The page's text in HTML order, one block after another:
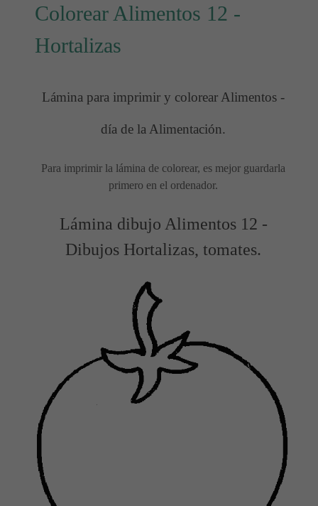
Colorear Alimentos 12 -
Hortalizas
Lámina para imprimir y colorear Alimentos -
día de la Alimentación.
Para imprimir la lámina de colorear, es mejor guardarla
primero en el ordenador.
Lámina dibujo Alimentos 12 -
Dibujos Hortalizas, tomates.